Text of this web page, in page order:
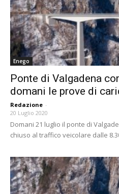
Enego
Ponte di Valgadena
domani le prove di
Redazione -
20 Luglio 2020
Domani 21 luglio il ponte di
chiuso al traffico veicolare dalle